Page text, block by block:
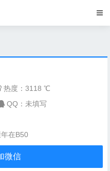
热度： 3118 ℃
QQ：未填写
在B50
微信